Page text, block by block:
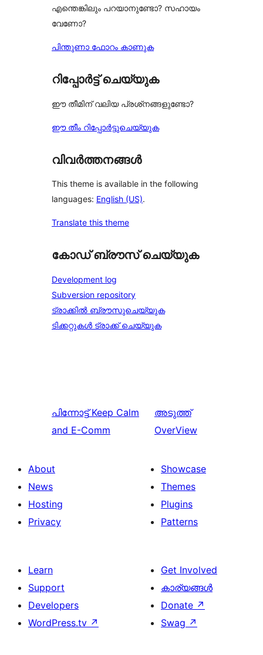
എന്തെങ്കിലും പറയാനുണ്ടോ? സഹായം
വേണോ?
പിന്തുണാ ഫോറം കാണുക
റിപ്പോർട്ട് ചെയ്യുക
ഈ തീമിന് വലിയ പ്രശ്‌നങ്ങളുണ്ടോ?
ഈ തീം റിപ്പോർട്ടുചെയ്യുക
വിവർത്തനങ്ങൾ
This theme is available in the following
languages: English (US).
Translate this theme
കോഡ് ബ്രൗസ് ചെയ്യുക
Development log
Subversion repository
ട്രാക്കിൽ ബ്രൗസുചെയ്യുക
ടിക്കറ്റുകൾ ട്രാക്ക് ചെയ്യുക
പിന്നോട്ട് Keep Calm
and E-Comm
അടുത്ത്
OverView
About
News
Hosting
Privacy
Showcase
Themes
Plugins
Patterns
Learn
Support
Developers
WordPress.tv ↗
Get Involved
കാര്യങ്ങള്‍
Donate ↗
Swag ↗